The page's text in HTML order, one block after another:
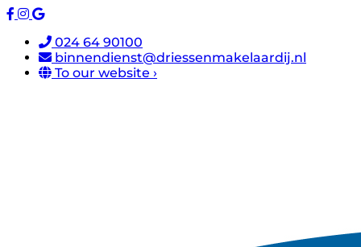
024 64 90100
binnendienst@driessenmakelaardij.nl
To our website ›